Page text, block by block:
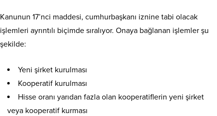
Kanunun 17’nci maddesi, cumhurbaşkanı iznine tabi olacak
işlemleri ayrıntılı biçimde sıralıyor. Onaya bağlanan işlemler şu
şekilde:
Yeni şirket kurulması
Kooperatif kurulması
Hisse oranı yarıdan fazla olan kooperatiflerin yeni şirket
veya kooperatif kurması